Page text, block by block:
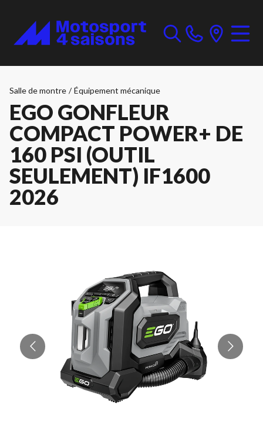
Salle de montre / Équipement mécanique
EGO GONFLEUR
COMPACT POWER+ DE
160 PSI (OUTIL
SEULEMENT) IF1600
2026